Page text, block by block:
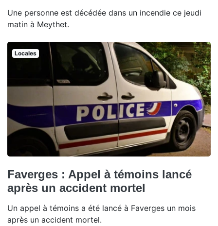
Une personne est décédée dans un incendie ce jeudi
matin à Meythet.
Locales
Faverges : Appel à témoins lancé
après un accident mortel
Un appel à témoins a été lancé à Faverges un mois
après un accident mortel.